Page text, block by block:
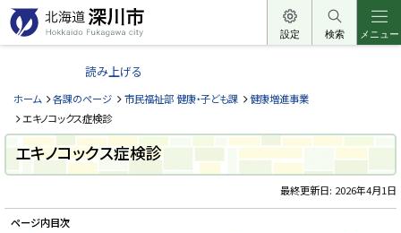
本
文
へ
ー
北
道
深
川
市
H
k
a
設定 検索 メニュー
読み上げる
ホーム 各課のページ 市民福祉部 健康・子ども課
健康増進事業
エキノコックス症検診
エキノコックス症検診
最終更新日: 2026年4月1日
ページ内目次